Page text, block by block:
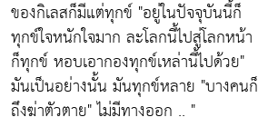
ของกิเลสก็มีแต่ทุกข์ "อยู่ในปัจจุบันนี้ก็
ทุกข์ใจหนักใจมาก ละโลกนี้ไปสู่โลกหน้า
ก็ทุกข์ หอบเอากองทุกข์เหล่านี้ไปด้วย"
มันเป็นอย่างนั้น มันทุกข์หลาย "บางคนก็
ถึงฆ่าตัวตาย"ไม่มีทางออก .. "